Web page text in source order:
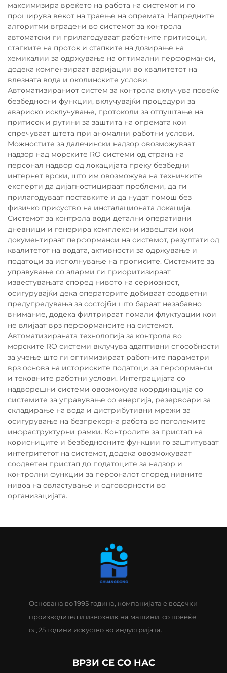
максимизира вреќето на работа на системот и го
проширува векот на траење на опремата. Напредните
алгоритми вградени во системот за контрола
автоматски ги прилагодуваат работните притисоци,
стапките на проток и стапките на дозирање на
хемикалии за одржување на оптимални перформанси,
додека компензираат варијации во квалитетот на
влезната вода и околинските услови.
Автоматизираниот систем за контрола вклучува повеќе
безбедносни функции, вклучувајќи процедури за
авариско исклучување, протоколи за отпуштање на
притисок и рутини за заштита на опремата кои
спречуваат штета при аномални работни услови.
Можностите за далечински надзор овозможуваат
надзор над морските RO системи од страна на
персонал надвор од локацијата преку безбедни
интернет врски, што им овозможува на техничките
експерти да дијагностицираат проблеми, да ги
прилагодуваат поставките и да нудат помош без
физичко присуство на инсталационата локација.
Системот за контрола води детални оперативни
дневници и генерира комплексни извештаи кои
документираат перформанси на системот, резултати од
квалитетот на водата, активности за одржување и
податоци за исполнување на прописите. Системите за
управување со аларми ги приоритизираат
известувањата според нивото на сериозност,
осигурувајќи дека операторите добиваат соодветни
предупредувања за состојби што бараат незабавно
внимание, додека филтрираат помали флуктуации кои
не влијаат врз перформансите на системот.
Автоматизираната технологија за контрола во
морските RO системи вклучува адаптивни способности
за учење што ги оптимизираат работните параметри
врз основа на историските податоци за перформанси
и тековните работни услови. Интеграцијата со
надворешни системи овозможува координација со
системите за управување со енергија, резервоари за
складирање на вода и дистрибутивни мрежи за
осигурување на безпрекорна работа во поголемите
инфраструктурни рамки. Контролите за пристап на
корисниците и безбедносните функции го заштитуваат
интегритетот на системот, додека овозможуваат
соодветен пристап до податоците за надзор и
контролни функции за персоналот според нивните
нивоа на овластување и одговорности во
организацијата.
Основана во 1995 година, компанијата е водечки
производител и извозник на машини, со повеќе
од 25 години искуство во индустријата.
ВРЗИ СЕ СО НАС